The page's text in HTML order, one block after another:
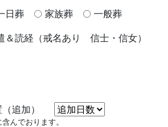
日葬 家族葬 一般葬
＆読経（戒名あり 信士・信女）
追加）
んでおります。